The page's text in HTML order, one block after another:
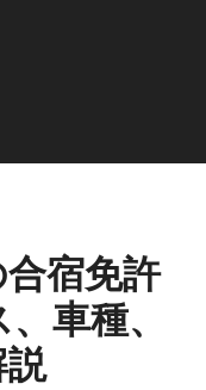
宿免許
車種、